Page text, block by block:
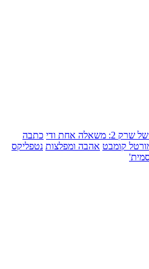
משאלה אחת ודי
כתבה
קומבט אהבה ומפלצות נטפליקס
סמית'